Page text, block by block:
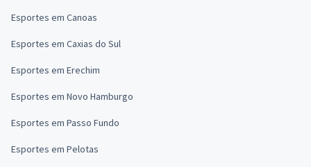
Esportes em Canoas
Esportes em Caxias do Sul
Esportes em Erechim
Esportes em Novo Hamburgo
Esportes em Passo Fundo
Esportes em Pelotas